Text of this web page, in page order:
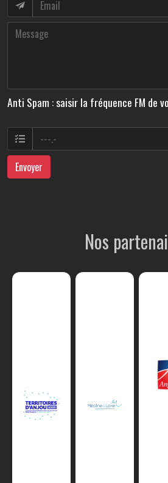
Anti Spam : saisir la fréquence FM de
Envoyer
Nos